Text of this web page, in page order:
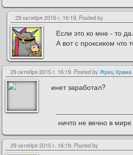
29 октября 2015 г. 16:19. Posted by
Если это ко мне - то да.
А вот с проксиком что
29 октября 2015 г. 16:19. Posted by Жрец Храма
инет заработал?
ничто не вечно в
29 октября 2015 г. 16:19. Posted by